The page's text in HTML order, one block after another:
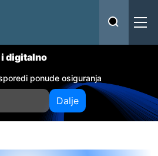
i digitalno
ponude osiguranja
Dalje